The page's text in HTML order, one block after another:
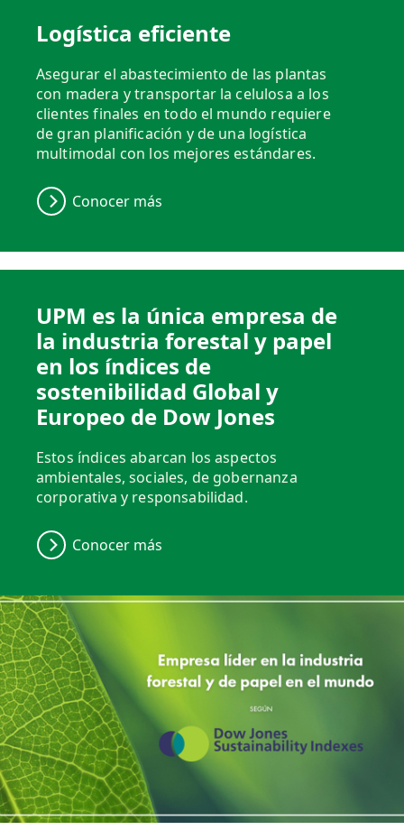
Logística eficiente
Asegurar el abastecimiento de las plantas
con madera y transportar la celulosa a los
clientes finales en todo el mundo requiere
de gran planificación y de una logística
multimodal con los mejores estándares.
Conocer más
UPM es la única empresa de
la industria forestal y papel
en los índices de
sostenibilidad Global y
Europeo de Dow Jones
Estos índices abarcan los aspectos
ambientales, sociales, de gobernanza
corporativa y responsabilidad.
Conocer más